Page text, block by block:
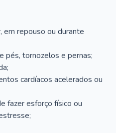
em repouso ou durante
pés, tornozelos e pernas;
cardíacos acelerados ou
fazer esforço físico ou